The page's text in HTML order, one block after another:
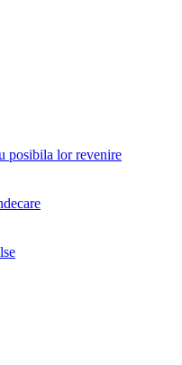
posibila lor revenire